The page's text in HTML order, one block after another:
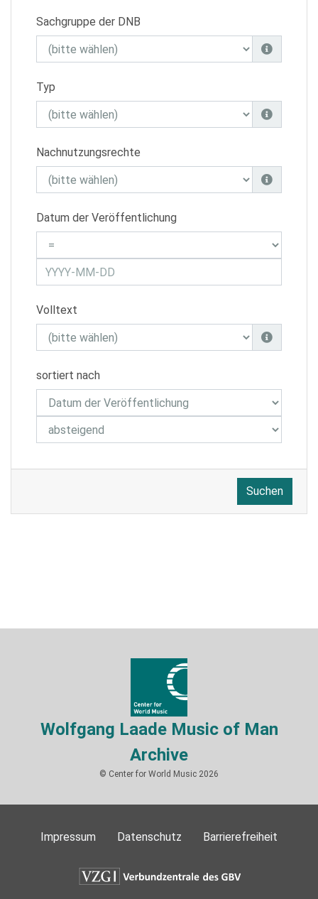
Sachgruppe der DNB
Typ
Nachnutzungsrechte
Datum der Veröffentlichung
Volltext
sortiert nach
Suchen
Wolfgang Laade Music of Man
Archive
© Center for World Music 2026
Impressum Datenschutz Barrierefreiheit